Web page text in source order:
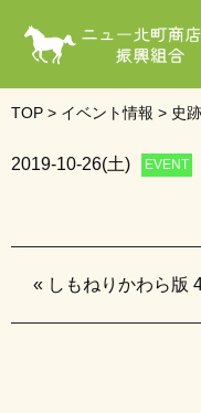
TOP > イベント情報 > 史
2019-10-26(土) EVENT
« しもねりかわら版